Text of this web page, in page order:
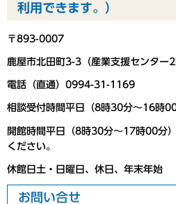
利用できます。）
〒893-0007
鹿屋市北田町3-3（産業支援センター2
電話（直通）0994-31-1169
相談受付時間平日（8時30分～16時00
開館時間平日（8時30分～17時00分
ください。
休館日土・日曜日、休日、年末年始
お問い合せ